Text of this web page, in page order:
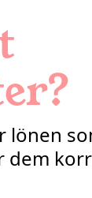
dem